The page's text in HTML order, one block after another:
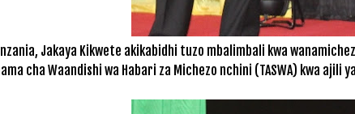
Jakaya Kikwete akikabidhi tuzo mbalimbali kwa
cha Waandishi wa Habari za Michezo nchini (TASWA) kwa